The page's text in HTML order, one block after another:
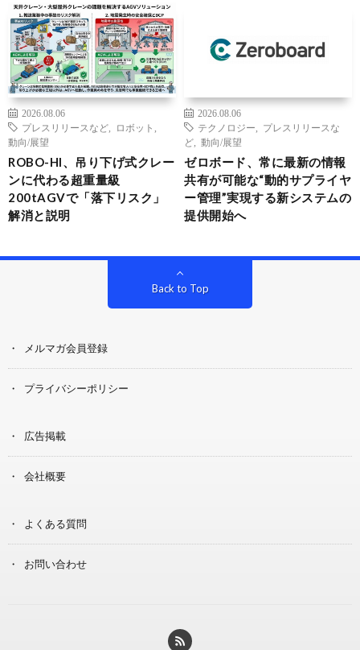
2026.08.06
プレスリリースなど
ロボット
動向/展望
ROBO-HI、吊り下げ式クレー
ンに代わる超重量級
200tAGVで「落下リスク」
解消と説明
2026.08.06
テクノロジー
プレスリリースな
ど
動向/展望
ゼロボード、常に最新の情報
共有が可能な“動的サプライヤ
ー管理”実現する新システムの
提供開始へ
Back to Top
メルマガ会員登録
プライバシーポリシー
広告掲載
会社概要
よくある質問
お問い合わせ